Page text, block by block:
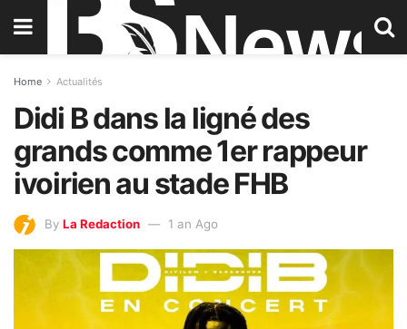
Home Actualités
Didi B dans la ligné des
grands comme 1er rappeur
ivoirien au stade FHB
By La Redaction 1 an Ago